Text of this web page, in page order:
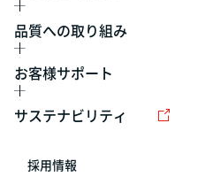
品質への取り組み
お客様サポート
サステナビリティ
採用情報